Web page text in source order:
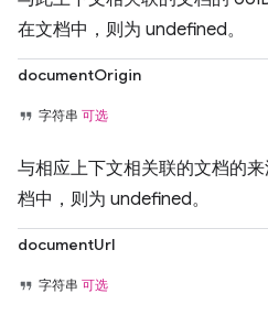
在文档中，则为 undefined。
documentOrigin
字符串 可选
与相应上下文相关联的文档的
档中，则为 undefined。
documentUrl
字符串 可选